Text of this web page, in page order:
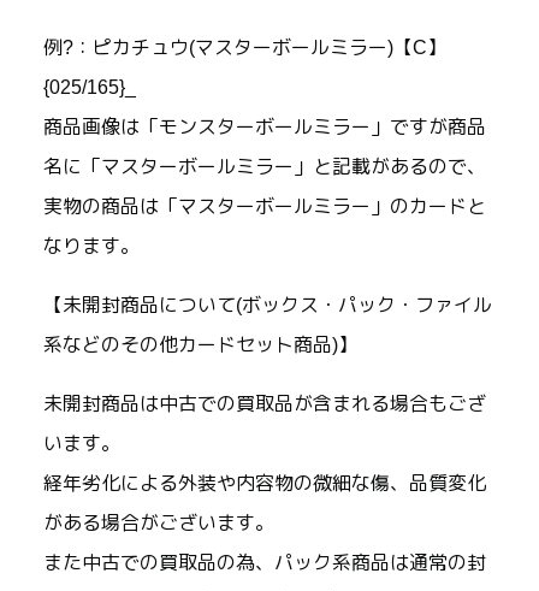
例?：ピカチュウ(マスターボールミラー)【C】
{025/165}_
商品画像は「モンスターボールミラー」ですが商品
名に「マスターボールミラー」と記載があるので、
実物の商品は「マスターボールミラー」のカードと
なります。
【未開封商品について(ボックス・パック・ファイル
系などのその他カードセット商品)】
未開封商品は中古での買取品が含まれる場合もござ
います。
経年劣化による外装や内容物の微細な傷、品質変化
がある場合がございます。
また中古での買取品の為、パック系商品は通常の封